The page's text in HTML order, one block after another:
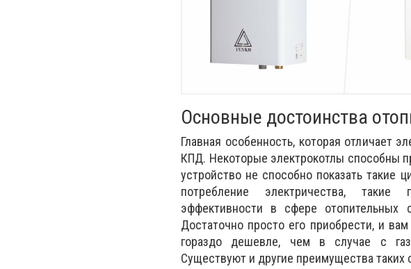
Основные достоинства
Главная особенность, которая отличает
КПД. Некоторые электрокотлы способны
устройство не способно показать такие
потребление электричества,
эффективности в сфере отопительных
Достаточно просто его приобрести, и
гораздо дешевле, чем в случае с
Существуют и другие преимущества таких